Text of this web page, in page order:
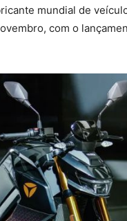
mundial de
com o